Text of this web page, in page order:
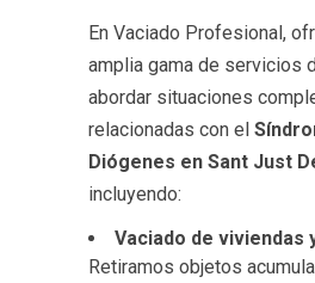
En Vaciado Profesional,
amplia gama de servicios
abordar situaciones
relacionadas con el
Diógenes en Sant Just
incluyendo:
Vaciado de viviendas
Retiramos objetos